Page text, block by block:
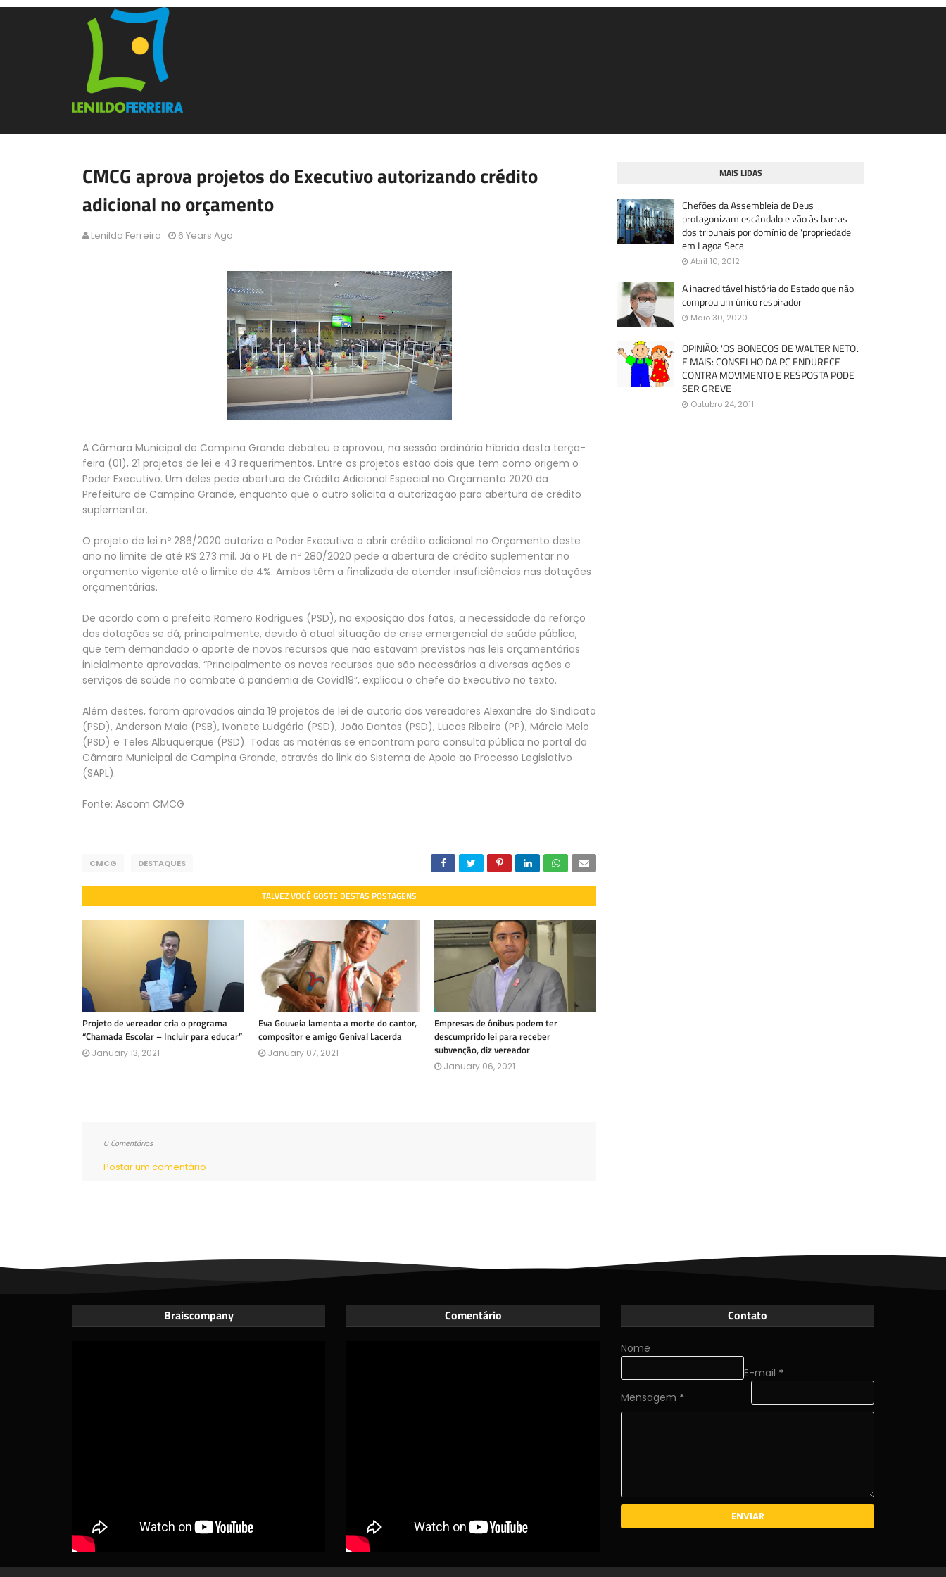
CMCG aprova projetos do Executivo autorizando crédito
adicional no orçamento
Lenildo Ferreira 6 Years Ago
A Câmara Municipal de Campina Grande debateu e aprovou, na sessão ordinária híbrida desta terça-
feira (01), 21 projetos de lei e 43 requerimentos. Entre os projetos estão dois que tem como origem o
Poder Executivo. Um deles pede abertura de Crédito Adicional Especial no Orçamento 2020 da
Prefeitura de Campina Grande, enquanto que o outro solicita a autorização para abertura de crédito
suplementar.
O projeto de lei nº 286/2020 autoriza o Poder Executivo a abrir crédito adicional no Orçamento deste
ano no limite de até R$ 273 mil. Já o PL de nº 280/2020 pede a abertura de crédito suplementar no
orçamento vigente até o limite de 4%. Ambos têm a finalizada de atender insuficiências nas dotações
orçamentárias.
De acordo com o prefeito Romero Rodrigues (PSD), na exposição dos fatos, a necessidade do reforço
das dotações se dá, principalmente, devido à atual situação de crise emergencial de saúde pública,
que tem demandado o aporte de novos recursos que não estavam previstos nas leis orçamentárias
inicialmente aprovadas. “Principalmente os novos recursos que são necessários a diversas ações e
serviços de saúde no combate à pandemia de Covid19”, explicou o chefe do Executivo no texto.
Além destes, foram aprovados ainda 19 projetos de lei de autoria dos vereadores Alexandre do Sindicato
(PSD), Anderson Maia (PSB), Ivonete Ludgério (PSD), João Dantas (PSD), Lucas Ribeiro (PP), Márcio Melo
(PSD) e Teles Albuquerque (PSD). Todas as matérias se encontram para consulta pública no portal da
Câmara Municipal de Campina Grande, através do link do Sistema de Apoio ao Processo Legislativo
(SAPL).
Fonte: Ascom CMCG
CMCG DESTAQUES
TALVEZ VOCÊ GOSTE DESTAS POSTAGENS
Projeto de vereador cria o programa
“Chamada Escolar – Incluir para educar”
January 13, 2021
Eva Gouveia lamenta a morte do cantor,
compositor e amigo Genival Lacerda
January 07, 2021
Empresas de ônibus podem ter
descumprido lei para receber
subvenção, diz vereador
January 06, 2021
0 Comentários
Postar um comentário
MAIS LIDAS
Chefões da Assembleia de Deus
protagonizam escândalo e vão às barras
dos tribunais por domínio de 'propriedade'
em Lagoa Seca
Abril 10, 2012
A inacreditável história do Estado que não
comprou um único respirador
Maio 30, 2020
OPINIÃO: 'OS BONECOS DE WALTER NETO'.
E MAIS: CONSELHO DA PC ENDURECE
CONTRA MOVIMENTO E RESPOSTA PODE
SER GREVE
Outubro 24, 2011
Braiscompany Comentário Contato
Nome
E-mail *
Mensagem *